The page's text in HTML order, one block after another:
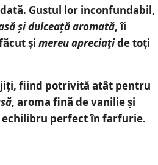
Gustul lor inconfundabil,
și dulceață aromată, îi
și mereu apreciațide toți
fiind potrivită atât pentru
, aroma fină de vanilie și
perfect în farfurie.